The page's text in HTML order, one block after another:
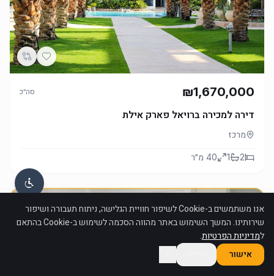
₪1,670,000 סה״כ
דירה למכירה ברויאל פארק אילת
מרכז
2
1
40 מ״ר
אנו משתמשים ב-Cookie לשיפור חוויית הגלישה, ניתוח תעבורה ושיפור
שירותינו. המשך השימוש באתר מהווה הסכמה לשימוש ב-Cookie בהתאם
למדיניות הפרטיות.
אישור